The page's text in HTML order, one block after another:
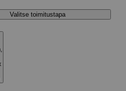
Valitse toimitustapa